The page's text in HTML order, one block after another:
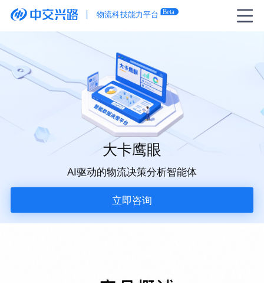
大卡鹰眼
AI驱动的物流决策分析智能体
立即咨询